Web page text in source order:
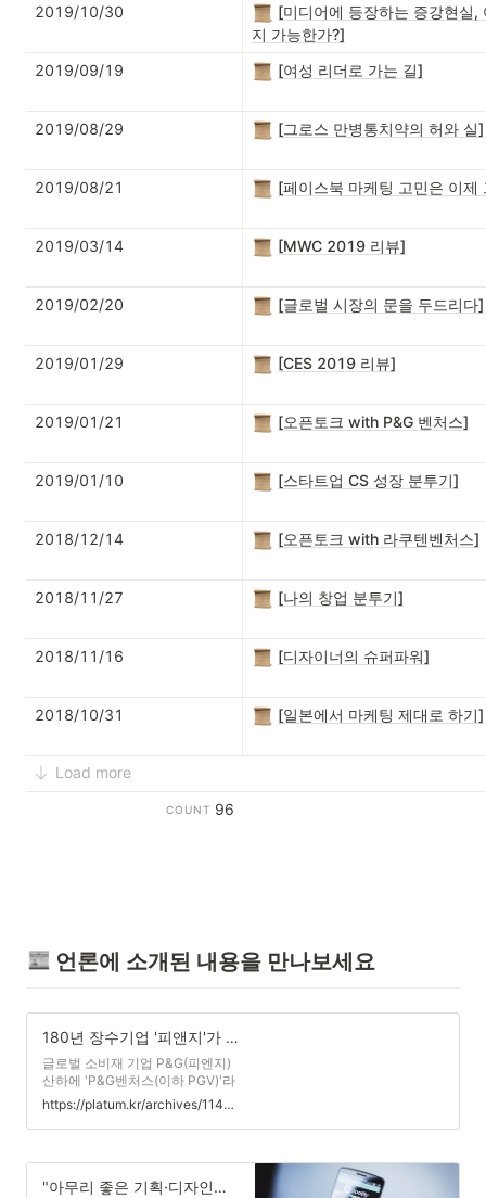
2019/10/30
[미디어에 등장하는 증강현실,
지 가능한가?]
2019/09/19
[여성 리더로 가는 길]
2019/08/29 [그로스 만병통치약의 허와 실]
2019/08/21 [페이스북 마케팅 고민은 이제
2019/03/14 [MWC 2019 리뷰]
2019/02/20 [글로벌 시장의 문을 두드리다]
2019/01/29 [CES 2019 리뷰]
2019/01/21 [오픈토크 with P&G 벤처스]
2019/01/10 [스타트업 CS 성장 분투기]
2018/12/14 [오픈토크 with 라쿠텐벤처스]
2018/11/27 [나의 창업 분투기]
2018/11/16 [디자이너의 슈퍼파워]
2018/10/31 [일본에서 마케팅 제대로 하기]
Load more
COUNT 96
언론에 소개된 내용을 만나보세요
180년 장수기업 '피앤지'가 찾는 한국 스타트업은 어디?
글로벌 소비재 기업 P&G(피엔지)
산하에 'P&G벤처스(이하 PGV)'라
는 기업주도형 벤처캐피털(CVC)
이 있다. 3년 전 신시내티서 시작된
PGV는 유망 스타트업에 투자하는
하지 않는 비지니스 모델을 발굴해
미래 성장 동력을 찾는 것에 있다.
https://platum.kr/archives/114917
"아무리 좋은 기획·디자인이어도 사용자가 원하지 않으면 무용지물"